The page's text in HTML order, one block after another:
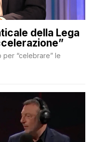
della Lega
per “celebrare” le